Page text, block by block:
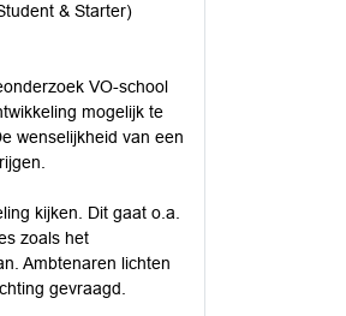
& Starter)
VO-school
mogelijk te
wenselijkheid van een
kijken. Dit gaat o.a.
zoals het
Ambtenaren lichten
gevraagd.